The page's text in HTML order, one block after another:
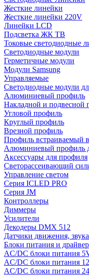
Жесткие линейки
Жесткие линейки 220V
Линейки LCD
Подсветка ЖК ТВ
Токовые светодиодные
Светодиодные модули
Герметичные модули
Модули Samsung
Управляемые
Светодиодные модули
Алюминиевый профиль
Накладной и подвесной
Угловой профиль
Круглый профиль
Врезной профиль
Профиль встраиваемый
Алюминиевый профиль
Аксессуары для профиля
Светорассеивающий
Управление светом
Серия ICLED PRO
Серия JM
Контроллеры
Диммеры
Усилители
Декодеры DMX 512
Датчики движения,
Блоки питания и
AC/DC блоки питания
AC/DC блоки питания
AC/DC блоки питания